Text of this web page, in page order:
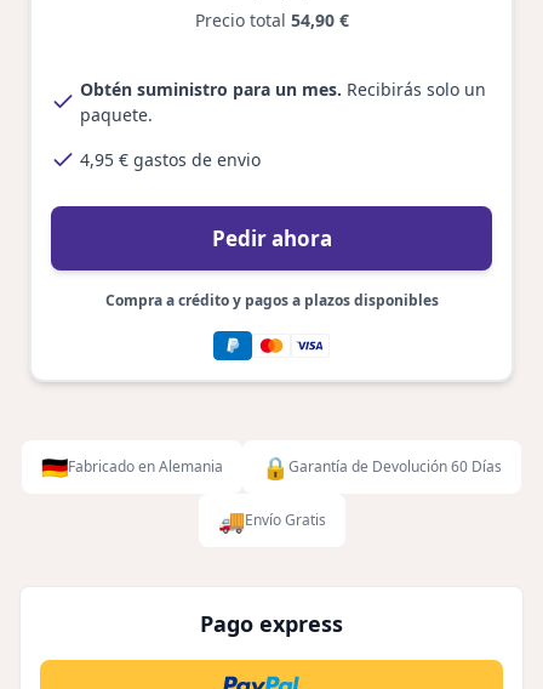
Precio total 54,90 €
Obtén suministro para un mes. Recibirás solo un
paquete.
4,95 € gastos de envio
Pedir ahora
Compra a crédito y pagos a plazos disponibles
🇩🇪Fabricado en Alemania 🔒 Garantía de Devolución 60 Días
🚚Envío Gratis
Pago express